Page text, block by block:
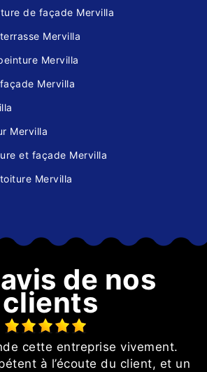
de façade Mervilla
Mervilla
Mervilla
Mervilla
Mervilla
et façade Mervilla
Mervilla
de nos
clients
cette entreprise vivement.
à l’écoute du client, et un